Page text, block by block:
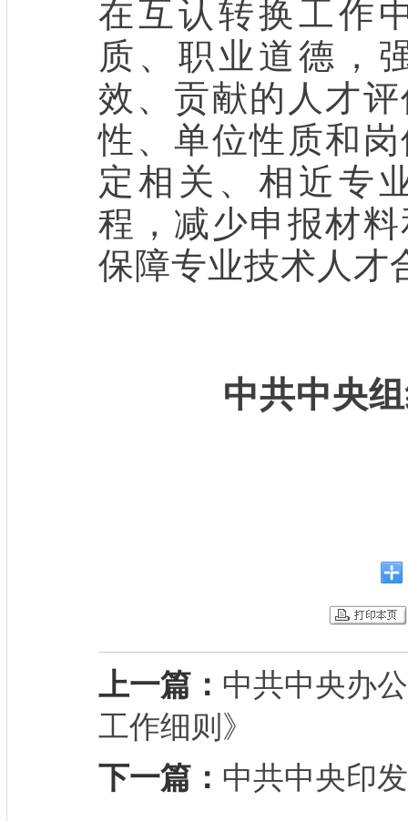
在互认转换工作
质、职业道德，
效、贡献的人才
性、单位性质和
定相关、相近专
程，减少申报材
保障专业技术人
中共中央
上一篇： 中共中央办
工作细则》
下一篇： 中共中央印